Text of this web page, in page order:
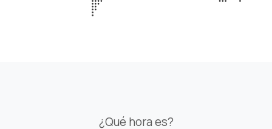
¿Qué hora es?